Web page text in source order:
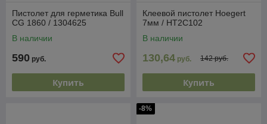
Пистолет для герметика Bull
CG 1860 / 1304625
В наличии
590 руб.
Купить
Клеевой пистолет Hoegert
7мм / HT2C102
В наличии
130,64 руб. 142 руб.
Купить
-8%